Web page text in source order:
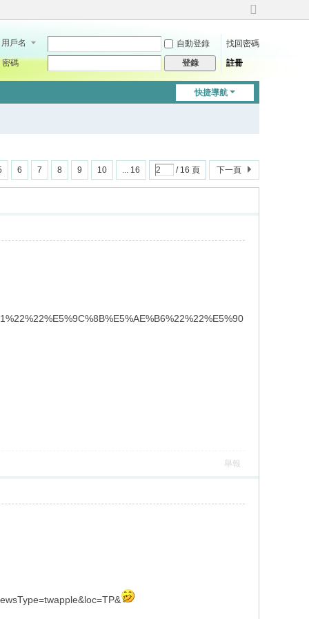
切
到
用戶名 自動登錄
找回密碼
密碼
登錄 註冊
快捷導航
6 7 8 9 10 ... 16 / 16 頁 下一頁
舉報